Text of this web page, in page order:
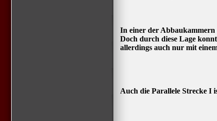
In einer der Abbaukammern
Doch durch diese Lage
allerdings auch nur mit
Auch die Parallele Strecke I